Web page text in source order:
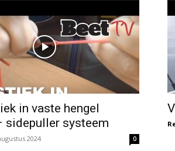
in vaste hengel
sidepuller systeem
2024 0